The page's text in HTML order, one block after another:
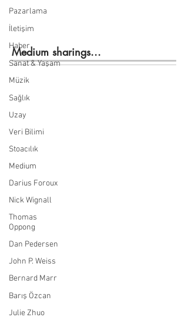
Pazarlama
İletişim
Haber
Sanat & Yaşam
Müzik
Sağlık
Uzay
Veri Bilimi
Stoacılık
Medium
Darius Foroux
Nick Wignall
Thomas
Oppong
Dan Pedersen
John P. Weiss
Bernard Marr
Barış Özcan
Julie Zhuo
Medium sharings...